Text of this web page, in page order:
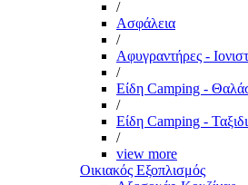
/
Ασφάλεια
/
Αφυγραντήρες -
/
Είδη Camping -
/
Είδη Camping -
/
view more
Οικιακός Εξοπλισμός